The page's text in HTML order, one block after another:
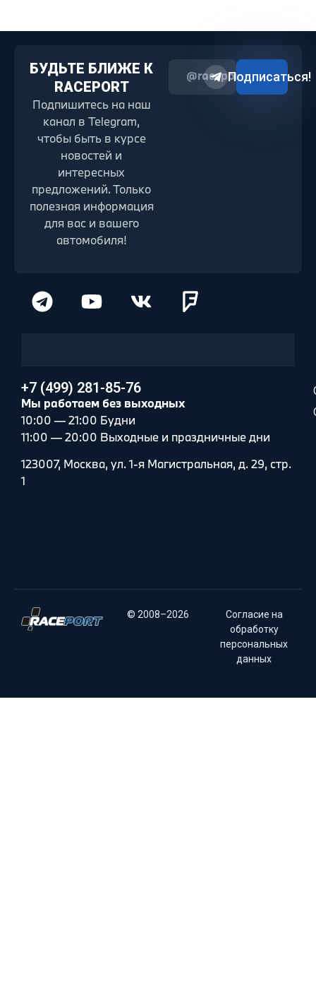
БУДЬТЕ БЛИЖЕ К
RACEPORT
Подпишитесь на наш
канал в Telegram,
чтобы быть в курсе
новостей и
интересных
предложений. Только
полезная информация
для вас и вашего
автомобиля!
@raceport2022
Подписаться!
+7 (499) 281-85-76
Мы работаем без выходных
10:00 — 21:00 Будни
11:00 — 20:00 Выходные и праздничные дни
123007, Москва, ул. 1-я Магистральная, д. 29, стр.
1
© 2008–2026
Согласие на
обработку
персональных
данных